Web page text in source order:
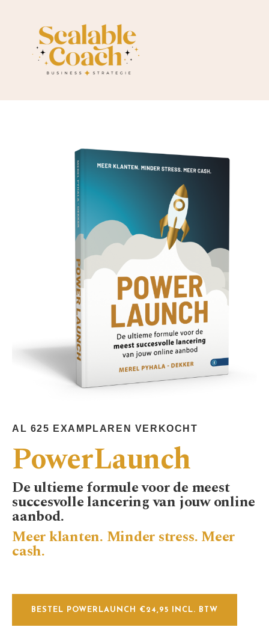
AL 625 EXAMPLAREN VERKOCHT
PowerLaunch
De ultieme formule voor de meest
succesvolle lancering van jouw online
aanbod.
Meer klanten.Minder stress. Meer
cash.
BESTEL POWERLAUNCH €24,95 INCL. BTW